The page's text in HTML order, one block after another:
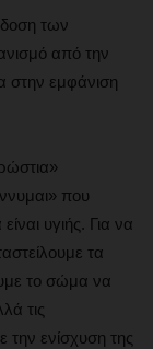
των
από την
στην εμφάνιση
που
υγιής. Για να
τα
το σώμα να
τις
την ενίσχυση της